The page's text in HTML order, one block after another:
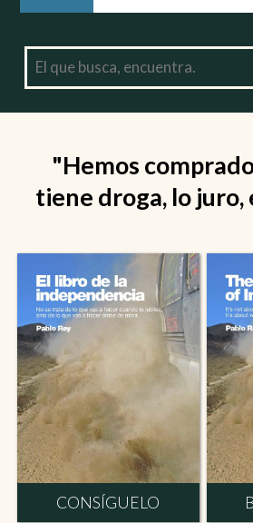
"Hemos
tiene droga, lo juro,
CONSÍGUELO